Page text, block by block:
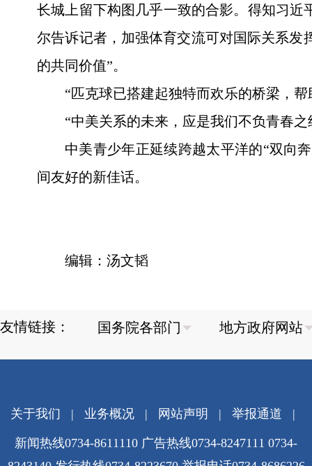
长城上留下构图几乎一致的合影。得知习近
尔告诉记者，加强体育交流可对国际关系
的共同价值”。
“匹克球已搭建起独特而欢乐的桥梁，
“中美关系的未来，应是我们不负青春
中美青少年正延续跨越太平洋的“双向
间友好的新佳话。
编辑：汤文韬
友情链接：
关于我们 | 业务概况| 网站声明 | 举报通道 |
新闻热线0734-8611110 广告热线0734-8247111 0734-